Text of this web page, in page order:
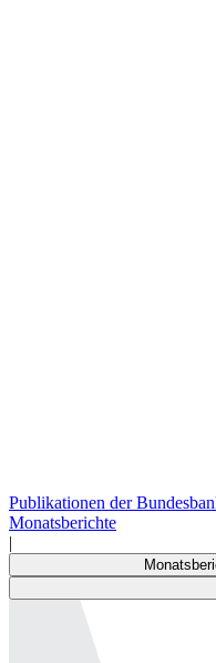
Publikationen der
Monatsberichte
|